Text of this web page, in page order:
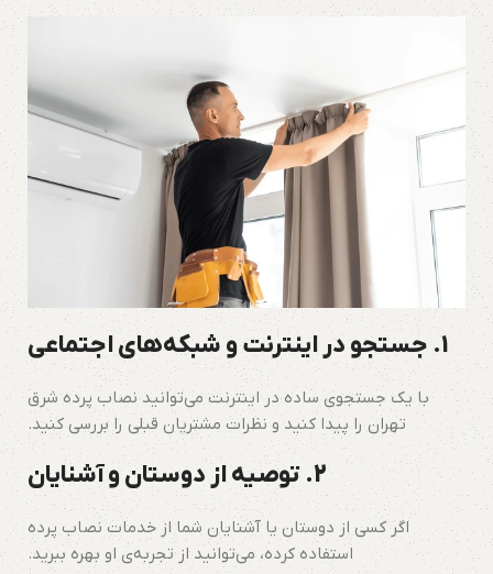
1. جستجو در اینترنت و شبکه‌های اجتماعی
با یک جستجوی ساده در اینترنت می‌توانید نصاب پرده شرق
تهران را پیدا کنید و نظرات مشتریان قبلی را بررسی کنید.
2. توصیه از دوستان و آشنایان
اگر کسی از دوستان یا آشنایان شما از خدمات نصاب پرده
استفاده کرده، می‌توانید از تجربه‌ی او بهره ببرید.